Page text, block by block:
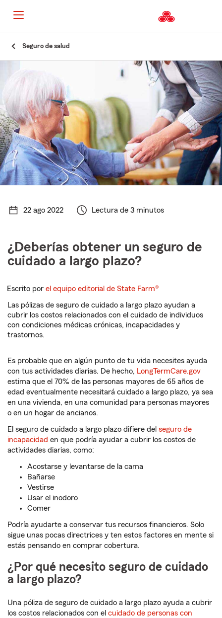
Seguro de salud
22 ago 2022 Lectura de 3 minutos
¿Deberías obtener un seguro de
cuidado a largo plazo?
Escrito porel equipo editorial de State Farm®
Las pólizas de seguro de cuidado a largo plazo ayudan a
cubrir los costos relacionados con el cuidado de individuos
con condiciones médicas crónicas, incapacidades y
trastornos.
Es probable que en algún punto de tu vida necesites ayuda
con tus actividades diarias. De hecho, LongTermCare.gov
estima que el 70% de las personas mayores de 65 años de
edad eventualmente necesitará cuidado a largo plazo, ya sea
en una vivienda, en una comunidad para personas mayores
o en un hogar de ancianos.
El seguro de cuidado a largo plazo difiere del seguro de
incapacidad en que podría ayudar a cubrir los costos de
actividades diarias, como:
Acostarse y levantarse de la cama
Bañarse
Vestirse
Usar el inodoro
Comer
Podría ayudarte a conservar tus recursos financieros. Solo
sigue unas pocas directrices y ten estos factores en mente si
estás pensando en comprar cobertura.
¿Por qué necesito seguro de cuidado
a largo plazo?
Una póliza de seguro de cuidado a largo plazo ayuda a cubrir
los costos relacionados con el cuidado de personas con